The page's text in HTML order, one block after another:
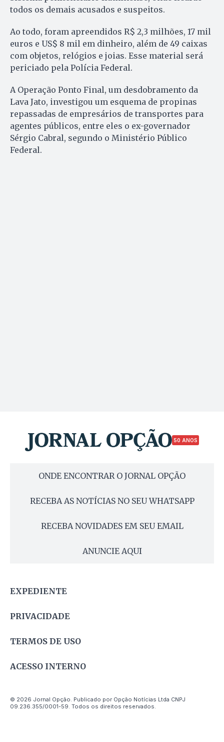
todos os demais acusados e suspeitos.
Ao todo, foram apreendidos R$ 2,3 milhões, 17 mil
euros e US$ 8 mil em dinheiro, além de 49 caixas
com objetos, relógios e joias. Esse material será
periciado pela Polícia Federal.
A Operação Ponto Final, um desdobramento da
Lava Jato, investigou um esquema de propinas
repassadas de empresários de transportes para
agentes públicos, entre eles o ex-governador
Sérgio Cabral, segundo o Ministério Público
Federal.
50 ANOS
ONDE ENCONTRAR O JORNAL OPÇÃO
RECEBA AS NOTÍCIAS NO SEU WHATSAPP
RECEBA NOVIDADES EM SEU EMAIL
ANUNCIE AQUI
EXPEDIENTE
PRIVACIDADE
TERMOS DE USO
ACESSO INTERNO
© 2026 Jornal Opção. Publicado por Opção Notícias Ltda CNPJ
09.236.355/0001-59. Todos os direitos reservados.